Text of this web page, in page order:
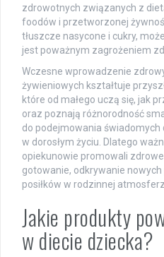
zdrowotnych związanych z
foodów i przetworzonej
tłuszcze nasycone i cukry,
jest poważnym zagrożeniem
Wczesne wprowadzenie
żywieniowych kształtuje
które od małego uczą się, jak
oraz poznają różnorodność
do podejmowania
w dorosłym życiu. Dlatego
opiekunowie promowali
gotowanie, odkrywanie
posiłków w rodzinnej
Jakie produkty
w diecie dziecka?